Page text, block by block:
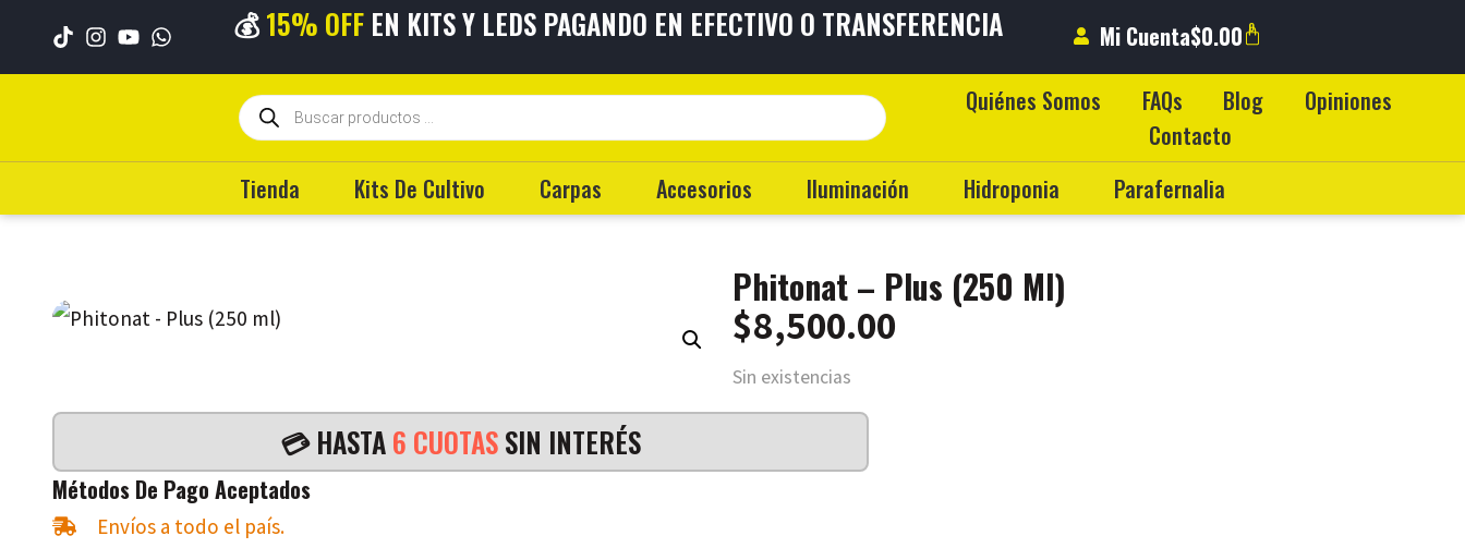
ENVÍOS ATODO
EL PAÍS
💰15% OFF EN KITS Y LEDS PAGANDO EN EFECTIVO O TRANSFERENCIA
💳 HASTA6 CUOTASSIN INTERÉS Mi Cuenta$0.00 0
Quiénes Somos FAQs Blog
Opiniones
Contacto
Tienda
Kits De Cultivo Carpas Accesorios Iluminación Hidroponia Parafernalia
Phitonat – Plus (250 Ml)
$8,500.00
Sin existencias
💳 HASTA6 CUOTASSIN INTERÉS
Métodos De Pago Aceptados
Envíos a todo el país.